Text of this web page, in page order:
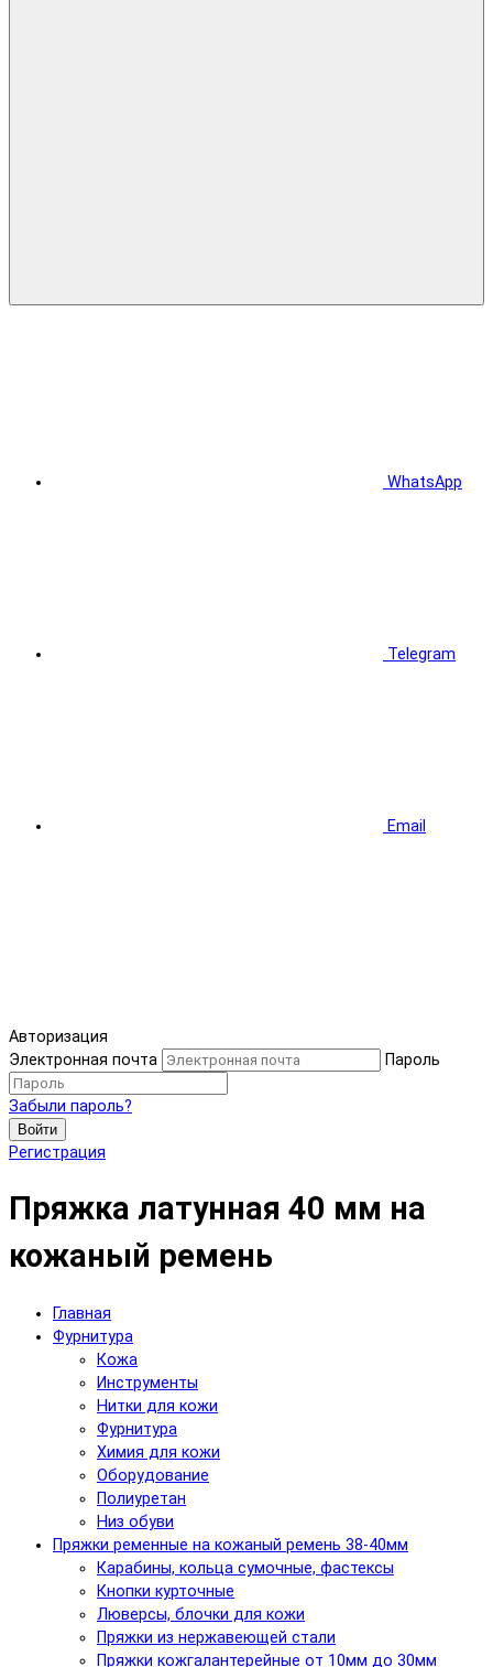
WhatsApp
Telegram
Email
Авторизация
Электронная почта
Пароль
Забыли пароль?
Войти
Регистрация
Пряжка латунная 40 мм на
кожаный ремень
Главная
Фурнитура
Кожа
Инструменты
Нитки для кожи
Фурнитура
Химия для кожи
Оборудование
Полиуретан
Низ обуви
Пряжки ременные на кожаный ремень 38-40мм
Карабины, кольца сумочные, фастексы
Кнопки курточные
Люверсы, блочки для кожи
Пряжки из нержавеющей стали
Пряжки кожгалантерейные от 10мм до 30мм